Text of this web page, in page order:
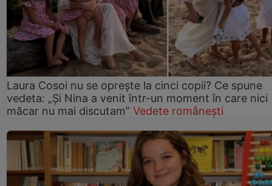
Laura Cosoi nu se oprește la cinci copii? Ce spune
vedeta: „Și Nina a venit într-un moment în care nici
măcar nu mai discutam” Vedete românești